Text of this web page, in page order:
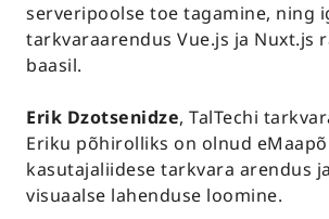
serveripoolse toe tagamine, ning
tarkvaraarendus Vue.js ja Nuxt.js
baasil.
Erik Dzotsenidze, TalTechi
Eriku põhirolliks on olnud
kasutajaliidese tarkvara arendus
visuaalse lahenduse loomine.